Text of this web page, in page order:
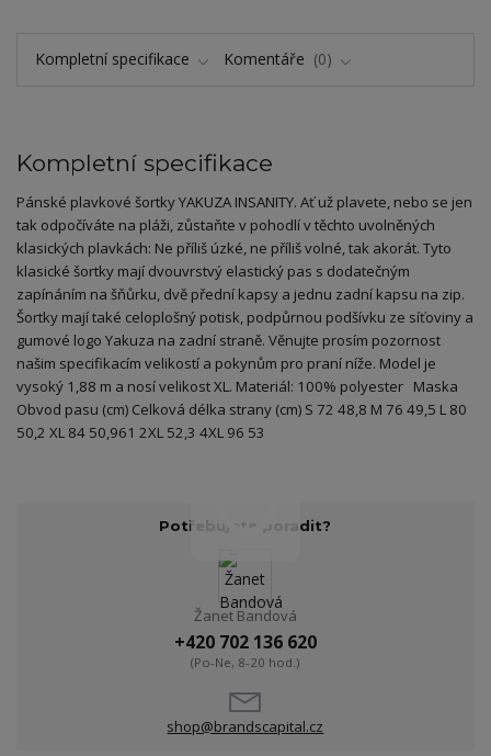
Kompletní specifikace Komentáře 0
Kompletní specifikace
Pánské plavkové šortky YAKUZA INSANITY. Ať už plavete, nebo se jen
tak odpočíváte na pláži, zůstaňte v pohodlí v těchto uvolněných
klasických plavkách: Ne příliš úzké, ne příliš volné, tak akorát. Tyto
klasické šortky mají dvouvrstvý elastický pas s dodatečným
zapínáním na šňůrku, dvě přední kapsy a jednu zadní kapsu na zip.
Šortky mají také celoplošný potisk, podpůrnou podšívku ze síťoviny a
gumové logo Yakuza na zadní straně. Věnujte prosím pozornost
našim specifikacím velikostí a pokynům pro praní níže. Model je
vysoký 1,88 m a nosí velikost XL. Materiál: 100% polyester Maska
Obvod pasu (cm) Celková délka strany (cm) S 72 48,8 M 76 49,5 L 80
50,2 XL 84 50,961 2XL 52,3 4XL 96 53
Potřebujete poradit?
Žanet Bandová
+420 702 136 620
(Po-Ne, 8-20 hod.)
shop@brandscapital.cz